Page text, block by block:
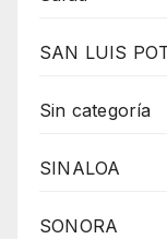
SAN LUIS
Sin categoría
SINALOA
SONORA